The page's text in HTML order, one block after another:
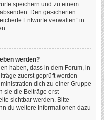
speichern und zu einem
Den gesicherten
Entwürfe verwalten“ in
werden?
haben, dass in dem Forum, in
zuerst geprüft werden
dich zu einer Gruppe
sie die Beiträge erst
sichtbar werden. Bitte
du weitere Informationen dazu